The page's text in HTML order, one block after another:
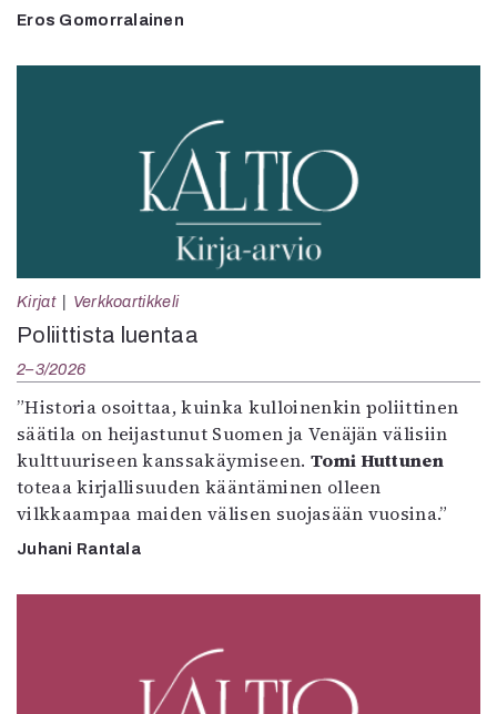
Eros Gomorralainen
Kirjat Verkkoartikkeli
Poliittista luentaa
2–3/2026
”Historia osoittaa, kuinka kulloinenkin poliittinen
säätila on heijastunut Suomen ja Venäjän välisiin
kulttuuriseen kanssakäymiseen. Tomi Huttunen
toteaa kirjallisuuden kääntäminen olleen
vilkkaampaa maiden välisen suojasään vuosina.”
Juhani Rantala